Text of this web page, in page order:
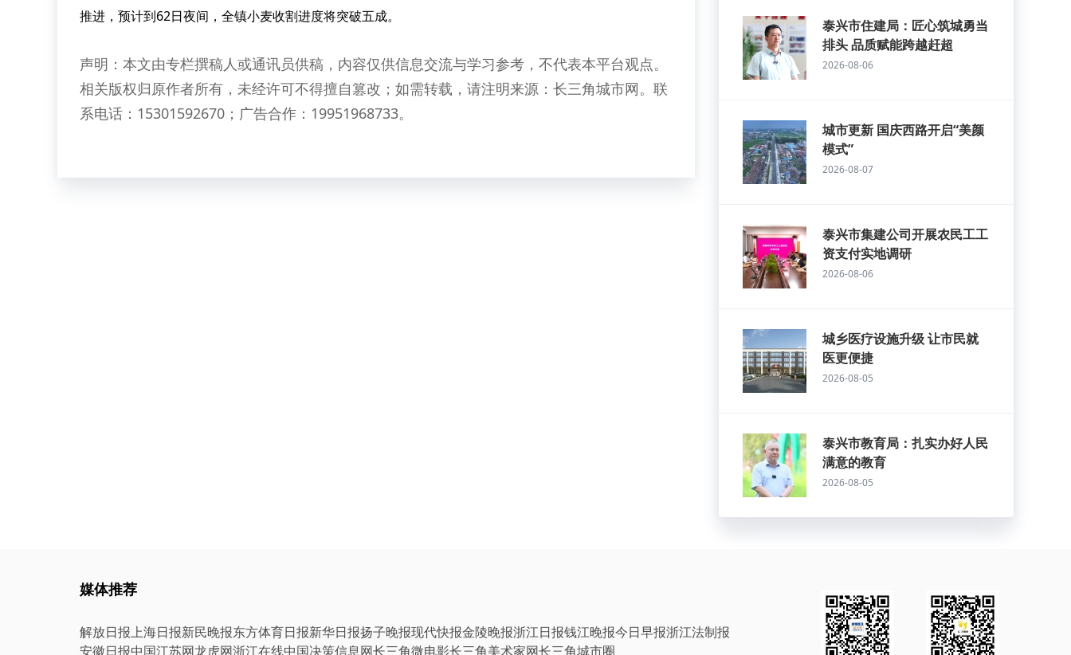
推进，预计到62日夜间，全镇小麦收割进度将突破五成。
声明：本文由专栏撰稿人或通讯员供稿，内容仅供信息交流与学习参考，不代表本平台观点。
相关版权归原作者所有，未经许可不得擅自篡改；如需转载，请注明来源：长三角城市网。联
系电话：15301592670；广告合作：19951968733。
泰兴市住建局：匠心筑城勇当
排头 品质赋能跨越赶超
2026-08-06
城市更新 国庆西路开启“美颜
模式”
2026-08-07
泰兴市集建公司开展农民工工
资支付实地调研
2026-08-06
城乡医疗设施升级 让市民就
医更便捷
2026-08-05
泰兴市教育局：扎实办好人民
满意的教育
2026-08-05
媒体推荐
解放日报上海日报新民晚报东方体育日报新华日报扬子晚报现代快报金陵晚报浙江日报钱江晚报今日早报浙江法制报
安徽日报中国江苏网龙虎网浙江在线中国决策信息网长三角微电影长三角美术家网长三角城市圈